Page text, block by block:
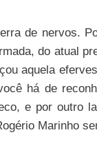
de nervos.
do atual
aquela
há de
e por outro
Marinho